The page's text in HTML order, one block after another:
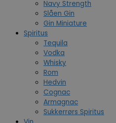
Navy Strength
Slåen Gin
Gin Miniature
Spiritus
Tequila
Vodka
Whisky
Rom
Hedvin
Cognac
Armagnac
Sukkerrørs Spiritus